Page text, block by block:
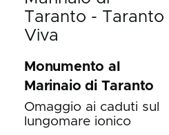
Monumento al
Marinaio di Taranto
Omaggio ai caduti sul
lungomare ionico